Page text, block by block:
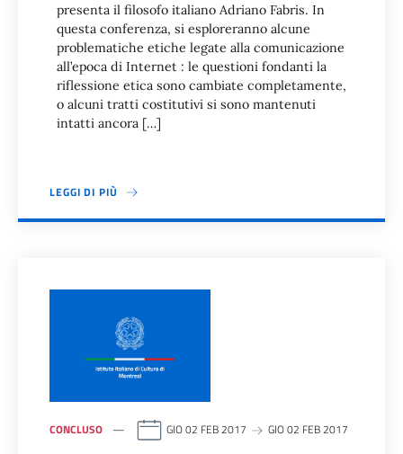
presenta il filosofo italiano Adriano Fabris. In
questa conferenza, si esploreranno alcune
problematiche etiche legate alla comunicazione
all’epoca di Internet : le questioni fondanti la
riflessione etica sono cambiate completamente,
o alcuni tratti costitutivi si sono mantenuti
intatti ancora […]
LEGGI DI PIÙ
CONCLUSO GIO 02 FEB 2017 GIO 02 FEB 2017